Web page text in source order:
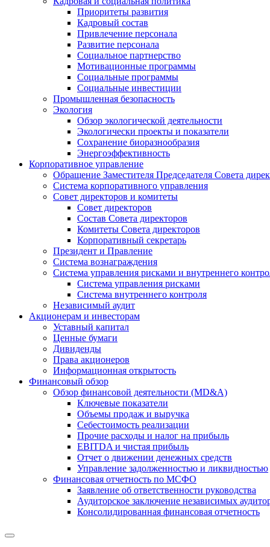
Приоритеты развития
Кадровый состав
Привлечение персонала
Развитие персонала
Социальное партнерство
Мотивационные программы
Социальные программы
Социальные инвестиции
Промышленная безопасность
Экология
Обзор экологической деятельности
Экологически проекты и показатели
Сохранение биоразнообразия
Энергоэффективность
Корпоративное управление
Обращение Заместителя Председателя Совета
Система корпоративного управления
Совет директоров и комитеты
Совет директоров
Состав Совета директоров
Комитеты Совета директоров
Корпоративный секретарь
Президент и Правление
Система вознаграждения
Система управления рисками и внутреннего
Система управления рисками
Система внутреннего контроля
Независимый аудит
Акционерам и инвесторам
Уставный капитал
Ценные бумаги
Дивиденды
Права акционеров
Информационная открытость
Финансовый обзор
Обзор финансовой деятельности (MD&A)
Ключевые показатели
Объемы продаж и выручка
Себестоимость реализации
Прочие расходы и налог на прибыль
EBITDA и чистая прибыль
Отчет о движении денежных средств
Управление задолженностью и ликвидностью
Финансовая отчетность по МСФО
Заявление об ответственности руководства
Аудиторское заключение независимых
Консолидированная финансовая отчетность